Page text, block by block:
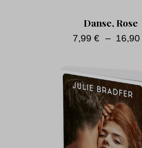
Danse, Rose
7,99 € – 16,90